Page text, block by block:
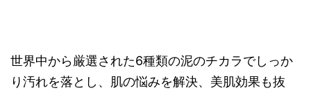
世界中から厳選された6種類の泥のチカラでしっか
り汚れを落とし、肌の悩みを解決、美肌効果も抜